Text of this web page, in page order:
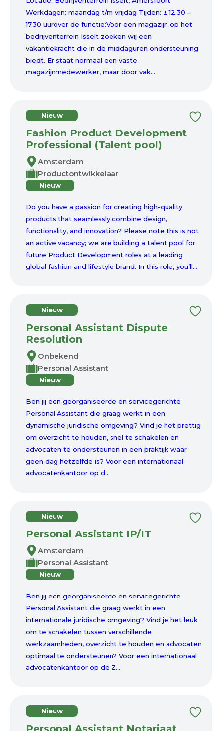
Werkdagen: maandag t/m vrijdag Tijden: ± 12.30 –
17.30 uurover de functie:Voor een magazijn op het
bedrijventerrein Isselt zoeken wij een
vakantiekracht die in de middaguren ondersteuning
biedt. Er staat normaal een vaste
magazijnmedewerker, maar door vak...
Nieuw
Fashion Product Development
Professional (Talent pool)
Amsterdam
Productontwikkelaar
Nieuw
Do you have a passion for creating high-quality
products that seamlessly combine design,
functionality, and innovation? Please note this is not
an active vacancy; we are building a talent pool for
future Product Development roles at a leading
global fashion and lifestyle brand. In this role, you’ll...
Nieuw
Personal Assistant Dispute
Resolution
Onbekend
Personal Assistant
Nieuw
Ben jij een georganiseerde en servicegerichte
Personal Assistant die graag werkt in een
dynamische juridische omgeving? Vind je het prettig
om overzicht te houden, snel te schakelen en
advocaten te ondersteunen in een praktijk waar
geen dag hetzelfde is? Voor een internationaal
advocatenkantoor op d...
Nieuw
Personal Assistant IP/IT
Amsterdam
Personal Assistant
Nieuw
Ben jij een georganiseerde en servicegerichte
Personal Assistant die graag werkt in een
internationale juridische omgeving? Vind je het leuk
om te schakelen tussen verschillende
werkzaamheden, overzicht te houden en advocaten
optimaal te ondersteunen? Voor een internationaal
advocatenkantoor op de Z...
Nieuw
Personal Assistant Notariaat